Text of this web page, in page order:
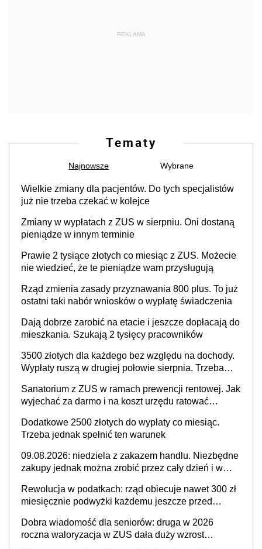
REKLAMA
Tematy
Najnowsze Wybrane
Wielkie zmiany dla pacjentów. Do tych specjalistów
już nie trzeba czekać w kolejce
Zmiany w wypłatach z ZUS w sierpniu. Oni dostaną
pieniądze w innym terminie
Prawie 2 tysiące złotych co miesiąc z ZUS. Możecie
nie wiedzieć, że te pieniądze wam przysługują
Rząd zmienia zasady przyznawania 800 plus. To już
ostatni taki nabór wniosków o wypłatę świadczenia
Dają dobrze zarobić na etacie i jeszcze dopłacają do
mieszkania. Szukają 2 tysięcy pracowników
3500 złotych dla każdego bez względu na dochody.
Wypłaty ruszą w drugiej połowie sierpnia. Trzeba
Sanatorium z ZUS w ramach prewencji rentowej. Jak
wyjechać za darmo i na koszt urzędu ratować
Dodatkowe 2500 złotych do wypłaty co miesiąc.
Trzeba jednak spełnić ten warunek
09.08.2026: niedziela z zakazem handlu. Niezbędne
zakupy jednak można zrobić przez cały dzień i w
Rewolucja w podatkach: rząd obiecuje nawet 300 zł
miesięcznie podwyżki każdemu jeszcze przed
Dobra wiadomość dla seniorów: druga w 2026
roczna waloryzacja w ZUS dała duży wzrost